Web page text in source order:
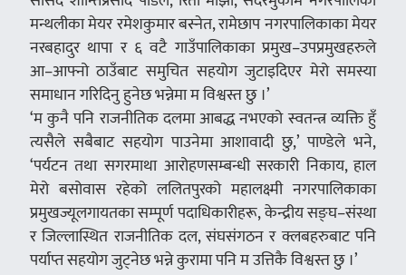
मन्थलीका मेयर रमेशकुमार बस्नेत, रामेछाप नगरपालिकाका मेयर
नरबहादुर थापा र ६ वटै गाउँपालिकाका प्रमुख–उपप्रमुखहरुले
आ–आफ्नो ठाउँबाट समुचित सहयोग जुटाइदिएर मेरो समस्या
समाधान गरिदिनु हुनेछ भन्नेमा म विश्वस्त छु ।’
‘म कुनै पनि राजनीतिक दलमा आबद्ध नभएको स्वतन्त्र व्यक्ति हुँ
त्यसैले सबैबाट सहयोग पाउनेमा आशावादी छु,’ पाण्डेले भने,
‘पर्यटन तथा सगरमाथा आरोहणसम्बन्धी सरकारी निकाय, हाल
मेरो बसोवास रहेको ललितपुरको महालक्ष्मी नगरपालिकाका
प्रमुखज्यूलगायतका सम्पूर्ण पदाधिकारीहरू, केन्द्रीय सङ्घ–संस्था
र जिल्लास्थित राजनीतिक दल, संघसंगठन र क्लबहरुबाट पनि
पर्याप्त सहयोग जुट्नेछ भन्ने कुरामा पनि म उत्तिकै विश्वस्त छु ।’